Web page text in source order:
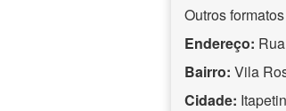
Outros
Endereço:
Bairro: Vila
Cidade: